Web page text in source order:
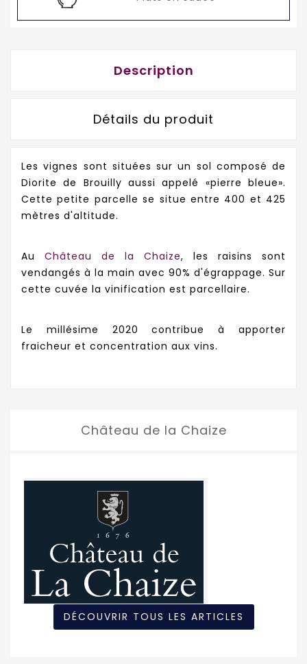
Description
Détails du produit
Les vignes sont situées sur un sol composé de
Diorite de Brouilly aussi appelé «pierre bleue».
Cette petite parcelle se situe entre 400 et 425
mètres d'altitude.
Au Château de la Chaize, les raisins sont
vendangés à la main avec 90% d'égrappage. Sur
cette cuvée la vinification est parcellaire.
Le millésime 2020 contribue à apporter
fraicheur et concentration aux vins.
Château de la Chaize
DÉCOUVRIR TOUS LES ARTICLES